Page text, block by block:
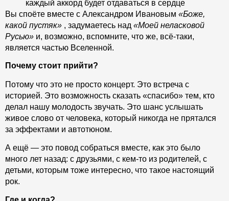
каждый аккорд будет отдаваться в сердце
Вы споёте вместе с Александром Ивановым «Боже,
какой пустяк» , задумаетесь над «Моей неласковой
Русью» и, возможно, вспомните, что же, всё-таки,
является частью Вселенной.
Почему стоит прийти?
Потому что это не просто концерт. Это встреча с
историей. Это возможность сказать «спасибо» тем, кто
делал нашу молодость звучать. Это шанс услышать
живое слово от человека, который никогда не прятался
за эффектами и автотюном.
А ещё — это повод собраться вместе, как это было
много лет назад: с друзьями, с кем-то из родителей, с
детьми, которым тоже интересно, что такое настоящий
рок.